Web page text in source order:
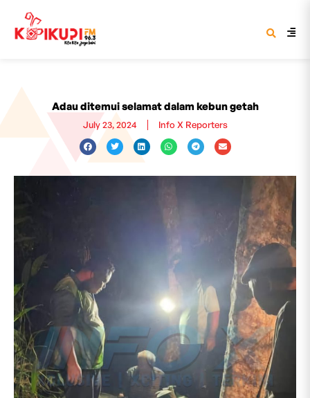
Adau ditemui selamat dalam kebun getah
July 23, 2024 Info X Reporters